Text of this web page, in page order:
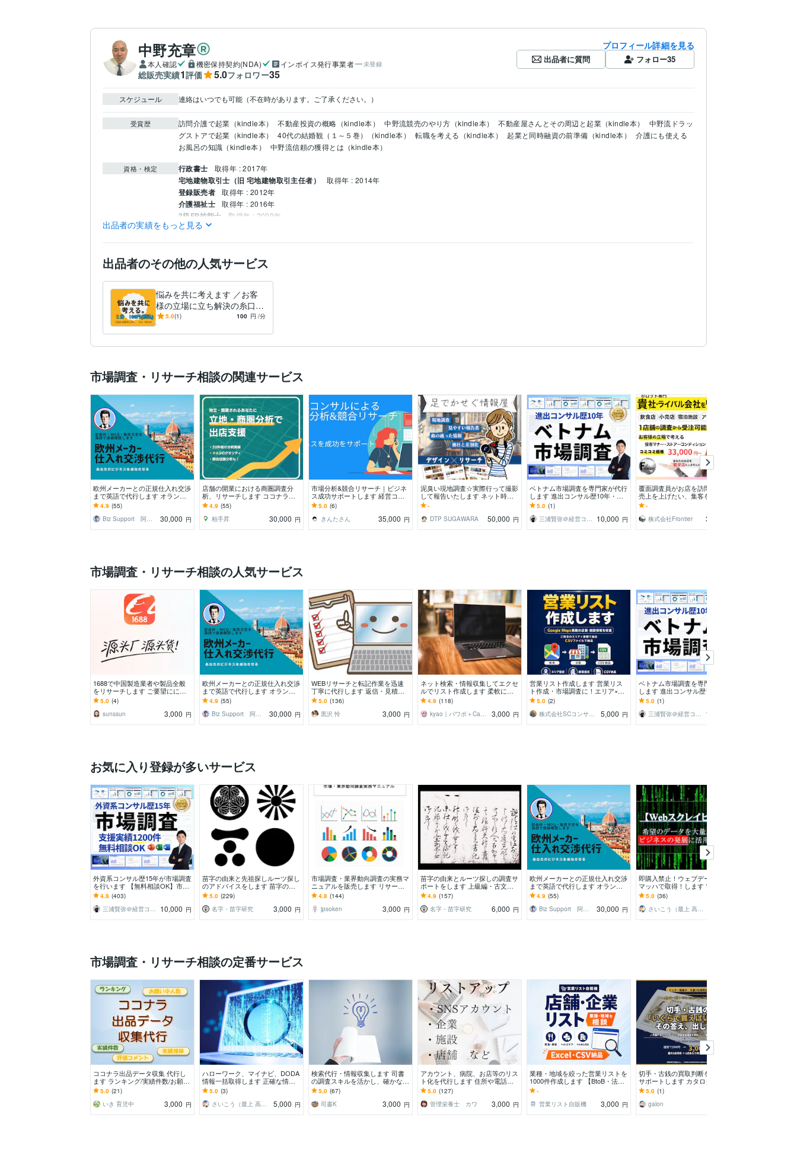
中野充章
本人確認 機密保持契約(NDA) インボイス発行事業者 未登録
総販売実績1評価 5.0フォロワー35
プロフィール詳細を見る
出品者に質問 フォロー35
スケジュール 連絡はいつでも可能（不在時があります。ご了承ください。）
受賞歴 訪問介護で起業（kindle本） 不動産投資の概略（kindle本） 中野流競売のやり方（kindle本） 不動産屋さんとその周辺と起業（kindle本）
中野流ドラッ
グストアで起業（kindle本）
40代の結婚観（１～５巻）（kindle本） 転職を考える（kindle本） 起業と同時融資の前準備（kindle本）
介護にも使える
お風呂の知識（kindle本）
中野流信頼の獲得とは（kindle本）
資格・検定 行政書士 取得年 : 2017年
宅地建物取引士（旧 宅地建物取引主任者） 取得年 : 2014年
登録販売者 取得年 : 2012年
介護福祉士 取得年 : 2016年
3級FP技能士 取得年 : 2009年
ビジネス代行・事務代行 交通関係の上申書作成から不服申立まで
特定行政書士
出品者の実績をもっと見る
出品者のその他の人気サービス
悩みを共に考えます ／お客
様の立場に立ち解決の糸口を
見つけるよう努力します。
5.0(1) 100 円 /分
市場調査・リサーチ相談の関連サービス
欧州メーカーとの正規仕入れ交渉
まで英語で代行します オランダ
在住者が取引条件を直接確認
4.9 (55)
Biz Support 阿形 清治
30,000 円
店舗の開業における商圏調査分
析、リサーチします ココナラ実
績数No,１！円商圏では見えない
壁を地図に描きます
4.9 (55)
柏手昇
30,000 円
市場分析&競合リサーチ｜ビジネ
ス成功サポートします 経営コン
サルがあなたのリサーチを代行し
ます
5.0 (6)
きんたさん
35,000 円
泥臭い現地調査☆実際行って撮影
して報告いたします ネット時代
だからこそAIに負けない足で稼い
だ情報で勝ち抜く！
-
DTP SUGAWARA
50,000 円
ベトナム市場調査を専門家が代行
します 進出コンサル歴10年・現
地取材に基づくレポート
5.0 (1)
三浦賢弥＠経営コンサルタント
10,000 円
覆面調査員がお店を訪問します
売上を上げたい、集客を増やした
い、CS向上させたいオーナー様
-
株式会社Frontier
33,000
市場調査・リサーチ相談の人気サービス
1688で中国製造業者や製品全般
をリサーチします ご要望にに応
じて調査を行います。
5.0 (4)
sunssun
3,000 円
欧州メーカーとの正規仕入れ交渉
まで英語で代行します オランダ
在住者が取引条件を直接確認
4.9 (55)
Biz Support 阿形 清治
30,000 円
WEBリサーチと転記作業を迅速
丁寧に代行します 返信・見積り
早め◎土日祝や夜も対応可
5.0 (136)
黒沢 怜
3,000 円
ネット検索・情報収集してエクセ
ルでリスト作成します 柔軟にご
対応！営業に役立つ必要事項を見
やすくリスト化
4.9 (118)
kyao｜パワポ＋Canvaデザイナー
3,000 円
営業リスト作成します 営業リス
ト作成・市場調査に！エリア×業
種の店舗データを収集
5.0 (2)
株式会社SCコンサルティング
5,000 円
ベトナム市場調査を専門家が代行
します 進出コンサル歴10年・現
地取材に基づくレポート
5.0 (1)
三浦賢弥＠経営コンサルタント
10,000
お気に入り登録が多いサービス
外資系コンサル歴15年が市場調査
を行います 【無料相談OK】市場
規模、競合、新規事業まで助言し
ます
4.8 (403)
三浦賢弥＠経営コンサルタント
10,000 円
苗字の由来と先祖探しルーツ探し
のアドバイスをします 苗字の由
来やルーツを調べます！（初級
編）
5.0 (229)
名字・苗字研究
3,000 円
市場調査・業界動向調査の実務マ
ニュアルを販売します リサーチ
ャーや調査発注者の為の基本的な
スキルアップ資料です
4.8 (144)
jpsoken
3,000 円
苗字の由来とルーツ探しの調査サ
ポートをします 上級編・古文書
資料分析付き（ハイレベル版で
す）
4.9 (157)
名字・苗字研究
6,000 円
欧州メーカーとの正規仕入れ交渉
まで英語で代行します オランダ
在住者が取引条件を直接確認
4.9 (55)
Biz Support 阿形 清治
30,000 円
即購入禁止！ウェブデータ／情報
マッハで取得！します 電話、住
所、URL、メールアドレス等をサ
クッと高速取得❗️
5.0 (36)
さいこう（最上 高吉）／情報屋
市場調査・リサーチ相談の定番サービス
ココナラ出品データ収集 代行し
ます ランキング/実績件数/お願い
中人数/評価コメント/各推移
5.0 (21)
いき 育児中
3,000 円
ハローワーク、マイナビ、DODA
情報一括取得します 正確な情報
収集と完全リスト化であなたの要
望を全力サポート！
5.0 (3)
さいこう（最上 高吉）／情報屋
5,000 円
検索代行・情報収集します 司書
の調査スキルを活かし、確かな情
報を提供します
5.0 (67)
司書K
3,000 円
アカウント、病院、お店等のリス
ト化を代行します 住所や電話番
号、特定の専門医、SNSアカウン
トをリストアップ
5.0 (127)
管理栄養士 カワ
3,000 円
業種・地域を絞った営業リストを
1000件作成します 【BtoB・法人
営業向け】欲しい営業リストをす
ぐに・格安で
-
営業リスト自販機
3,000 円
切手・古銭の買取判断を専門家が
サポートします カタログ値では
なく実勢価格を専門店が直接お伝
えします
5.0 (1)
galon